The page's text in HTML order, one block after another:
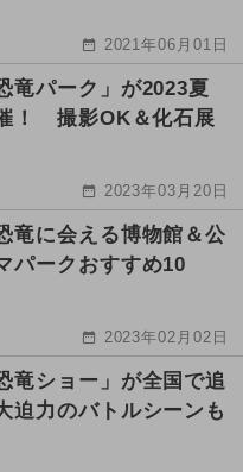
2021年06月01日
竜パーク」が2023夏
！ 撮影OK＆化石展
2023年03月20日
竜に会える博物館＆公
パークおすすめ10
2023年02月02日
竜ショー」が全国で追
力のバトルシーンも